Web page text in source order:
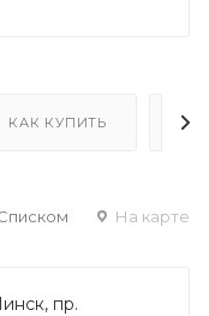
КАК КУПИТЬ
На карте
пр.